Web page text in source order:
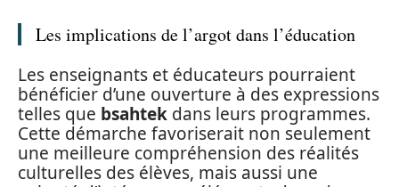
Les implications de l’argot dans l’éducation
Les enseignants et éducateurs pourraient
bénéficier d’une ouverture à des expressions
telles que bsahtek dans leurs programmes.
Cette démarche favoriserait non seulement
une meilleure compréhension des réalités
culturelles des élèves, mais aussi une